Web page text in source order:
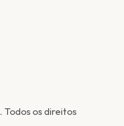
. Todos os direitos